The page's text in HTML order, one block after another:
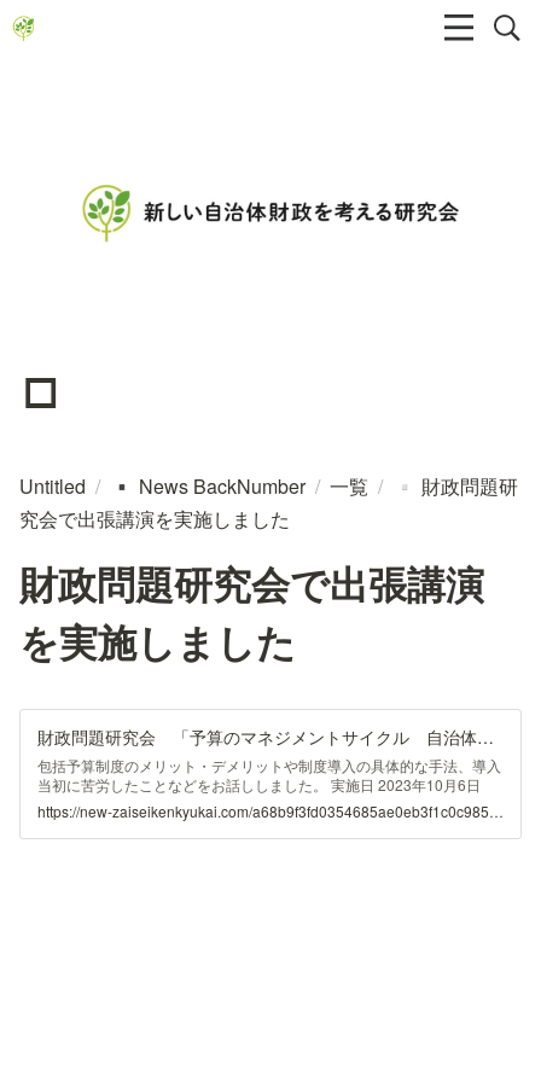
▫️
Untitled / ▪️ News BackNumber / 一覧 / ▫️
財政問題研
究会で出張講演を実施しました
財政問題研究会で出張講演
を実施しました
財政問題研究会 「予算のマネジメントサイクル 自治体予算と行政評価」
包括予算制度のメリット・デメリットや制度導入の具体的な手法、導入
当初に苦労したことなどをお話ししました。 実施日 2023年10月6日
（金） 参加者 財政問題研究会 41名 ※財政問題研究会は柏市、市川
市、市原市、浦安市、船橋市、松戸市、習志野市で構成。 講師 定野
司
https://new-zaiseikenkyukai.com/a68b9f3fd0354685ae0eb3f1c0c9852c